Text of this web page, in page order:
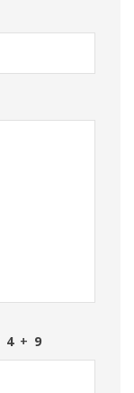
4 + 9